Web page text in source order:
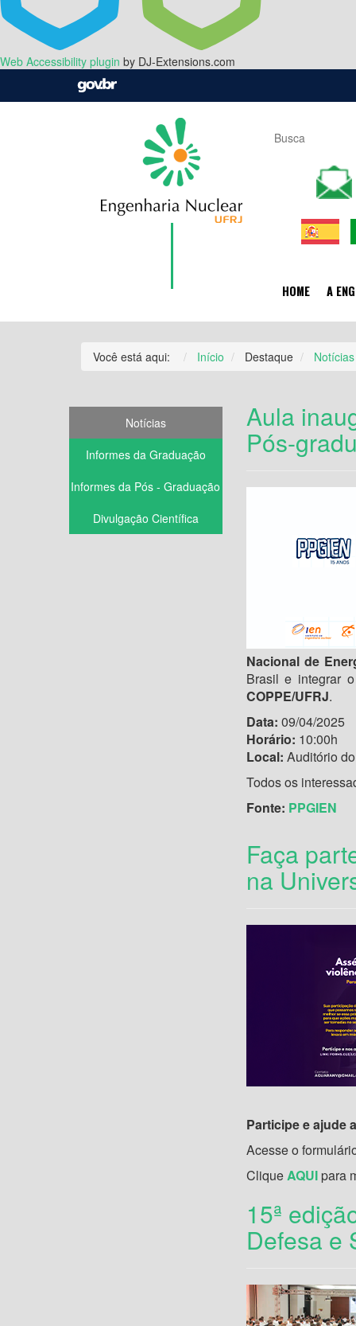
Web Accessibility plugin by DJ-Extensions.com
HOME A
Você está aqui: Início Destaque Notícias
Notícias
Informes da Graduação
Informes da Pós - Graduação
Divulgação Científica
Aula
Pós-
Nacional de
Brasil e integrar o
COPPE/UFRJ.
Data: 09/04/2025
Horário: 10:00h
Local: Auditório
Todos os
Fonte: PPGIEN
Faça
na
Participe e ajude
Acesse o
CliqueAQUIpara
15ª
Defesa e